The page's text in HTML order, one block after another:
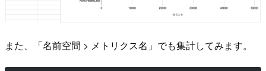
また、「名前空間 > メトリクス名」でも集計してみます。